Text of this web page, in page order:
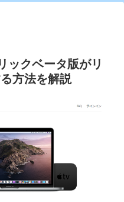
ックベータ版がリ
方法を解説